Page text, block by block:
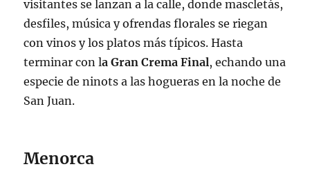
visitantes se lanzan a la calle, donde mascletás,
desfiles, música y ofrendas florales se riegan
con vinos y los platos más típicos. Hasta
terminar con la Gran Crema Final, echando una
especie de ninots a las hogueras en la noche de
San Juan.
Menorca